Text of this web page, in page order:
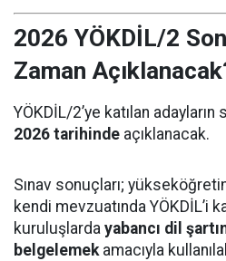
2026 YÖKDİL/2
Zaman
YÖKDİL/2’ye katılan adayların
2026 tarihinde açıklanacak.
Sınav sonuçları;
kendi mevzuatında YÖKDİL’i
kuruluşlarda yabancı dil
belgelemekamacıyla